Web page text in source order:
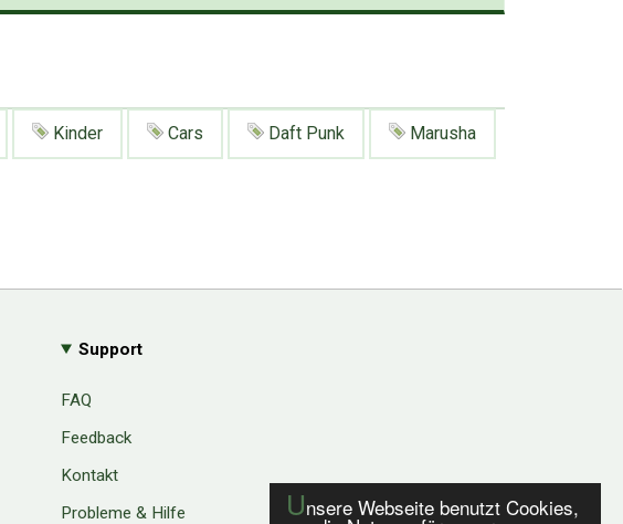
Unsere Webseite benutzt Cookies,
Kinder Cars Daft Punk Marusha
Support
FAQ
Feedback
Kontakt
Probleme & Hilfe